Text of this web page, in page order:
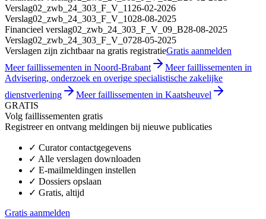
Verslag02_zwb_24_303_F_V_11 26-02-2026
Verslag02_zwb_24_303_F_V_1028-08-2025
Financieel verslag02_zwb_24_303_F_V_09_B28-08-2025
Verslag02_zwb_24_303_F_V_0728-05-2025
Verslagen zijn zichtbaar na gratis registratieGratis aanmelden
Meer faillissementen in Noord-Brabant
Meer faillissementen in
Advisering, onderzoek en overige specialistische zakelijke
dienstverlening
Meer faillissementen in Kaatsheuvel
GRATIS
Volg faillissementen gratis
Registreer en ontvang meldingen bij nieuwe publicaties
✓ Curator contactgegevens
✓ Alle verslagen downloaden
✓ E-mailmeldingen instellen
✓ Dossiers opslaan
✓ Gratis, altijd
Gratis aanmelden